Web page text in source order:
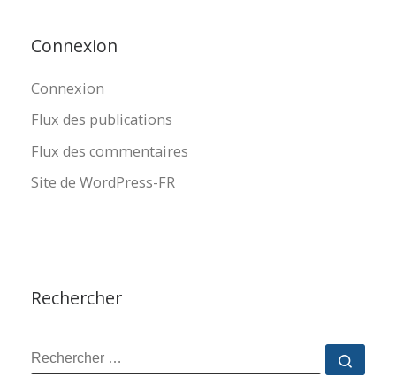
Connexion
Connexion
Flux des publications
Flux des commentaires
Site de WordPress-FR
Rechercher
RECHERCHER